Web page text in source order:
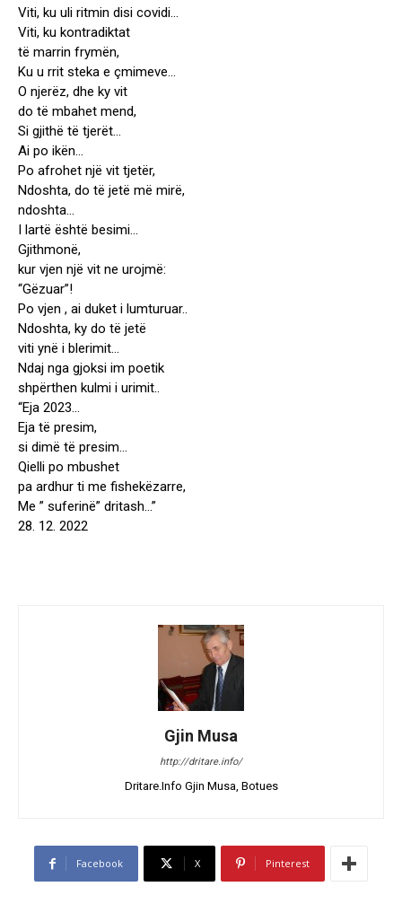
Viti, ku uli ritmin disi covidi…
Viti, ku kontradiktat
të marrin frymën,
Ku u rrit steka e çmimeve…
O njerëz, dhe ky vit
do të mbahet mend,
Si gjithë të tjerët…
Ai po ikën…
Po afrohet një vit tjetër,
Ndoshta, do të jetë më mirë,
ndoshta…
I lartë është besimi…
Gjithmonë,
kur vjen një vit ne urojmë:
“Gëzuar”!
Po vjen , ai duket i lumturuar..
Ndoshta, ky do të jetë
viti ynë i blerimit…
Ndaj nga gjoksi im poetik
shpërthen kulmi i urimit..
“Eja 2023…
Eja të presim,
si dimë të presim…
Qielli po mbushet
pa ardhur ti me fishekëzarre,
Me ” suferinë” dritash…”
28. 12. 2022
Gjin Musa
http://dritare.info/
Dritare.Info Gjin Musa, Botues
Facebook X Pinterest